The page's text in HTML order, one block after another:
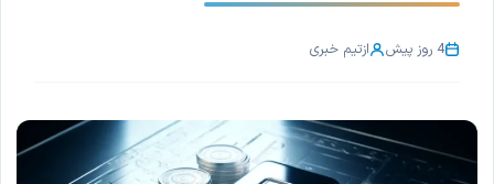
4 روز پیش ازتیم خبری